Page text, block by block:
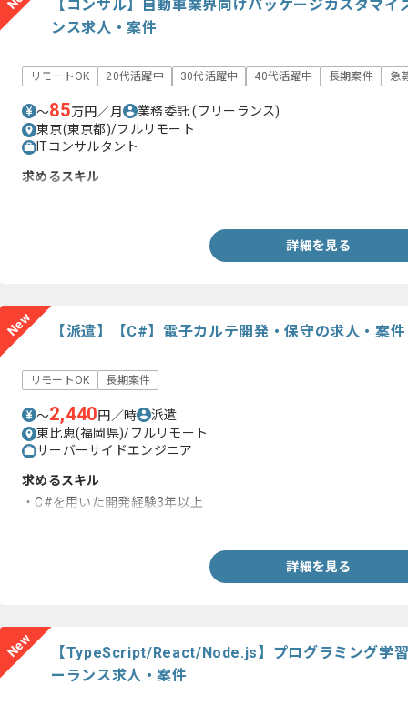
【コンサル】自動車業界向けパッケージカスタマ
ンス求人・案件
リモートOK 20代活躍中 30代活躍中 40代活躍中 長期案件 急
〜85万円／月 業務委託(フリーランス)
東京(東京都)/フルリモート
ITコンサルタント
求めるスキル
詳細を見る
New 【派遣】【C#】電子カルテ開発・保守の求人・案件
リモートOK 長期案件
〜2,440円／時
派遣
東比恵(福岡県)/フルリモート
サーバーサイドエンジニア
求めるスキル
・C#を用いた開発経験3年以上
詳細を見る
New
【TypeScript/React/Node.js】プログラミング学
ーランス求人・案件